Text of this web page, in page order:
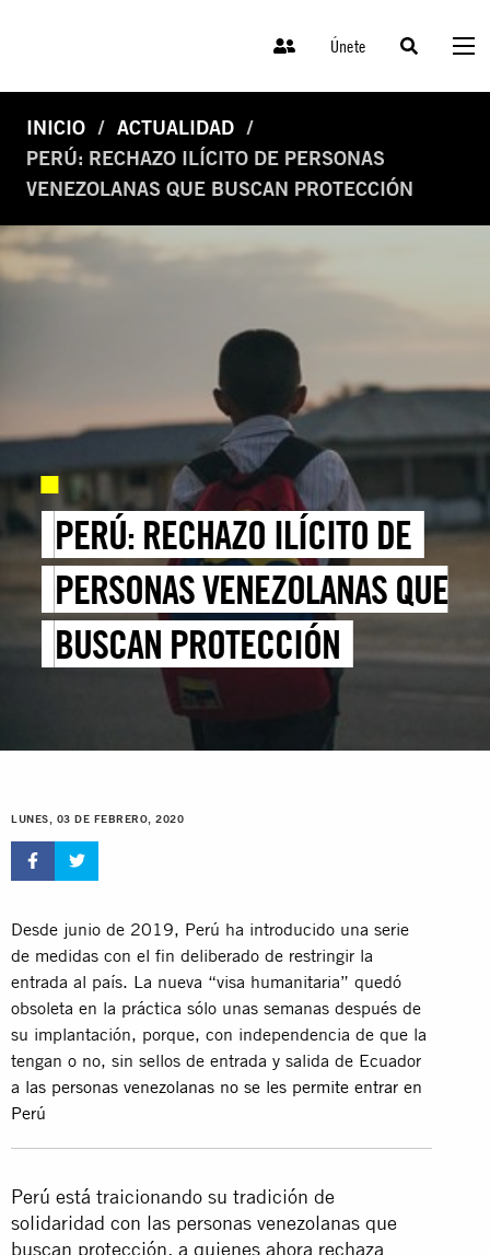
Únete
INICIO
ACTUALIDAD
PERÚ: RECHAZO ILÍCITO DE PERSONAS
VENEZOLANAS QUE BUSCAN PROTECCIÓN
PERÚ: RECHAZO ILÍCITO DE
PERSONAS VENEZOLANAS QUE
BUSCAN PROTECCIÓN
LUNES, 03 DE FEBRERO, 2020
Desde junio de 2019, Perú ha introducido una serie
de medidas con el fin deliberado de restringir la
entrada al país. La nueva “visa humanitaria” quedó
obsoleta en la práctica sólo unas semanas después de
su implantación, porque, con independencia de que la
tengan o no, sin sellos de entrada y salida de Ecuador
a las personas venezolanas no se les permite entrar en
Perú
Perú está traicionando su tradición de
solidaridad con las personas venezolanas que
buscan protección, a quienes ahora rechaza